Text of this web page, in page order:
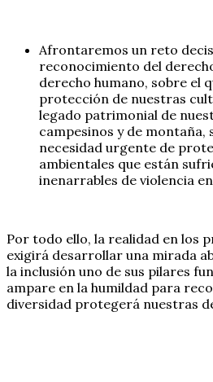
Afrontaremos un reto
reconocimiento del
derecho humano, sobre el
protección de nuestras
legado patrimonial de
campesinos y de montaña,
necesidad urgente de
ambientales que están
inenarrables de violencia
Por todo ello, la realidad en los
exigirá desarrollar una mirada
la inclusión uno de sus pilares
ampare en la humildad para
diversidad protegerá nuestras